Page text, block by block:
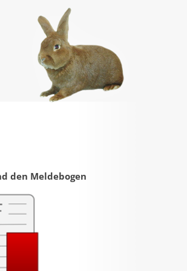
den Meldebogen